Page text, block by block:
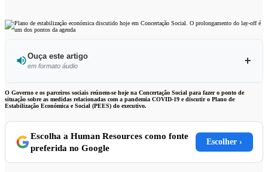
Ouça este artigo
em formato áudio
Ouvir este artigo
O Governo e os parceiros sociais reúnem-se hoje na Concertação Social para fazer o ponto de
situação sobre as medidas relacionadas com a pandemia COVID-19 e discutir o Plano de
Estabilização Económica e Social (PEES) do executivo.
Escolha a Human Resources como fonte
preferida no Google
Escolher ›